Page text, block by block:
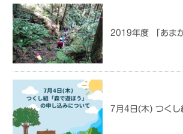
2019年度 「あま
7月4日(木) つくし